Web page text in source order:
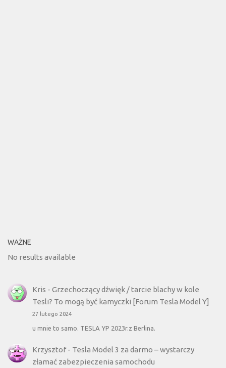
WAŻNE
No results available
Kris - Grzechoczący dźwięk / tarcie blachy w kole
Tesli? To mogą być kamyczki [Forum Tesla Model Y]
27 lutego 2024
u mnie to samo. TESLA YP 2023r.z Berlina.
Krzysztof- Tesla Model 3 za darmo – wystarczy
złamać zabezpieczenia samochodu